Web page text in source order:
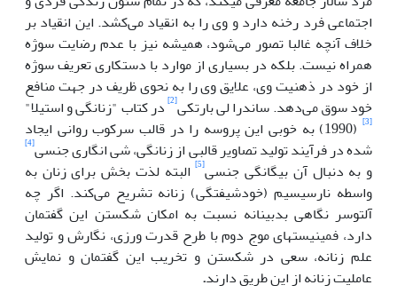
اجتماعی فرد رخنه دارد و وی را به انقیاد می‌کشد. این انقیاد بر
خلاف آنچه غالبا تصور می‌شود، همیشه نیز با عدم رضایت سوژه
همراه نیست. بلکه در بسیاری از موارد با دستکاری تعریف سوژه
از خود در ذهنیت وی، علایق وی را به نحوی ظریف در جهت منافع
خود سوق می‌دهد. ساندرا لی بارتکی[2] در کتاب "زنانگی و استیلا"
[3]
(1990) به خوبی این پروسه را در قالب سرکوب روانی ایجاد
شده در فرآیند تولید تصاویر قالبی از زنانگی، شی انگاری جنسی[4]
و به دنبال آن بیگانگی جنسی[5] البته لذت بخش برای زنان به
واسطه نارسیسیم (خودشیفتگی) زنانه تشریح می‌کند. اگر چه
آلتوسر نگاهی بدبینانه نسبت به امکان شکستن این گفتمان
دارد، فمینیست­های موج دوم با طرح قدرت ورزی، نگارش و تولید
علم زنانه، سعی در شکستن و تخریب این گفتمان و نمایش
عاملیت زنانه از این طریق دارند.